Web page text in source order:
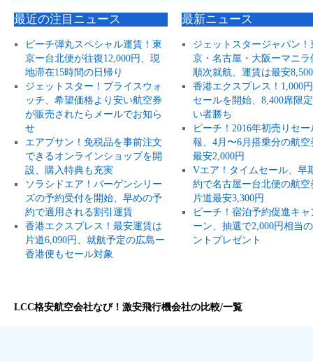
最近の注目ニュース
ピーチ弾丸スペシャル運賃！東
京ー台北便が往復12,000円、現
地滞在15時間の日帰り
ジェットスター！プライスウォ
ッチ、希望価格より安い航空券
が販売されたらメールでお知ら
せ
エアプサン！免税品を事前注文
できるオンラインショップを開
設、購入特典も充実
ソラシドエア！バーゲンシリー
ズの予約受付を開始、早めの予
約で適用される割引運賃
香港エクスプレス！最安運賃は
片道6,090円、就航予定の広島ー
香港便もセール対象
最新ニュース
ジェットスタージャパン！
京・名古屋・大阪ーマニラ
順次就航、運賃は最安
香港エクスプレス！1,000
セールを開始、8,400席限
い者勝ち
ピーチ！2016年初売りセー
報、4月〜6月搭乗分の航空
最安2,000円
Vエア！タイムセール、早
約で名古屋ー台北便の航空
片道最安3,300円
ピーチ！宿泊予約促進キャ
ーン、抽選で2,000円相当
ントプレゼント
LCC格安航空会社なび！激安飛行機会社の比較/一覧